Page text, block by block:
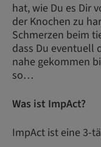
hat, wie Du es Dir
der Knochen zu
Schmerzen beim
dass Du eventuell
nahe gekommen
so…
Was ist ImpAct?
ImpAct ist eine 3-